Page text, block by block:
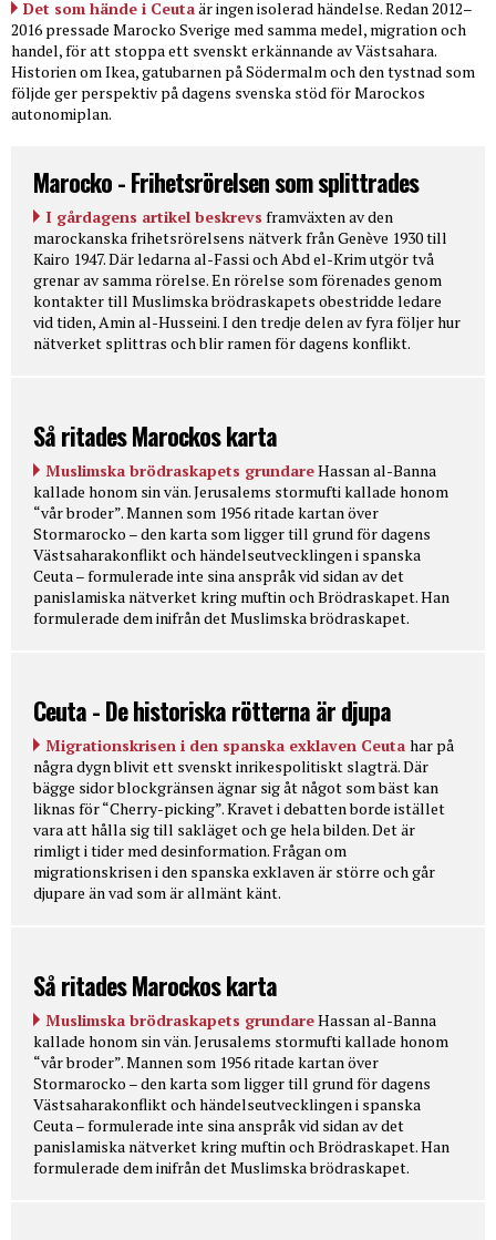
Det som hände i Ceutaär ingen isolerad händelse. Redan 2012–
2016 pressade Marocko Sverige med samma medel, migration och
handel, för att stoppa ett svenskt erkännande av Västsahara.
Historien om Ikea, gatubarnen på Södermalm och den tystnad som
följde ger perspektiv på dagens svenska stöd för Marockos
autonomiplan.
Marocko - Frihetsrörelsen som splittrades
I gårdagens artikel beskrevs framväxten av den
marockanska frihetsrörelsens nätverk från Genève 1930 till
Kairo 1947. Där ledarna al-Fassi och Abd el-Krim utgör två
grenar av samma rörelse. En rörelse som förenades genom
kontakter till Muslimska brödraskapets obestridde ledare
vid tiden, Amin al-Husseini. I den tredje delen av fyra följer hur
nätverket splittras och blir ramen för dagens konflikt.
Så ritades Marockos karta
Muslimska brödraskapets grundareHassan al-Banna
kallade honom sin vän. Jerusalems stormufti kallade honom
“vår broder”. Mannen som 1956 ritade kartan över
Stormarocko – den karta som ligger till grund för dagens
Västsaharakonflikt och händelseutvecklingen i spanska
Ceuta – formulerade inte sina anspråk vid sidan av det
panislamiska nätverket kring muftin och Brödraskapet. Han
formulerade dem inifrån det Muslimska brödraskapet.
Ceuta - De historiska rötterna är djupa
Migrationskrisen i den spanska exklaven Ceuta har på
några dygn blivit ett svenskt inrikespolitiskt slagträ. Där
bägge sidor blockgränsen ägnar sig åt något som bäst kan
liknas för “Cherry-picking”. Kravet i debatten borde istället
vara att hålla sig till sakläget och ge hela bilden. Det är
rimligt i tider med desinformation. Frågan om
migrationskrisen i den spanska exklaven är större och går
djupare än vad som är allmänt känt.
Så ritades Marockos karta
Muslimska brödraskapets grundareHassan al-Banna
kallade honom sin vän. Jerusalems stormufti kallade honom
“vår broder”. Mannen som 1956 ritade kartan över
Stormarocko – den karta som ligger till grund för dagens
Västsaharakonflikt och händelseutvecklingen i spanska
Ceuta – formulerade inte sina anspråk vid sidan av det
panislamiska nätverket kring muftin och Brödraskapet. Han
formulerade dem inifrån det Muslimska brödraskapet.